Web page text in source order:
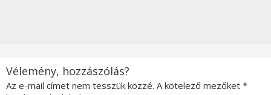
Vélemény, hozzászólás?
Az e-mail címet nem tesszük közzé. A kötelező mezőket *